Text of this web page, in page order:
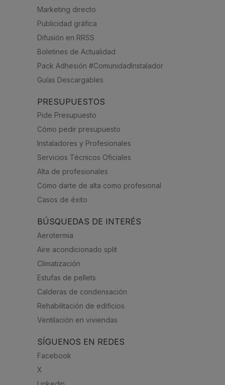
Marketing directo
Publicidad gráfica
Difusión en RRSS
Boletines de Actualidad
Pack Adhesión #ComunidadInstalador
Guías Descargables
PRESUPUESTOS
Pide Presupuesto
Cómo pedir presupuesto
Instaladores y Profesionales
Servicios Técnicos Oficiales
Alta de profesionales
Cómo darte de alta como profesional
Casos de éxito
BÚSQUEDAS DE INTERÉS
Aerotermia
Aire acondicionado split
Climatización
Estufas de pellets
Calderas de condensación
Rehabilitación de edificios
Ventilación en viviendas
SÍGUENOS EN REDES
Facebook
X